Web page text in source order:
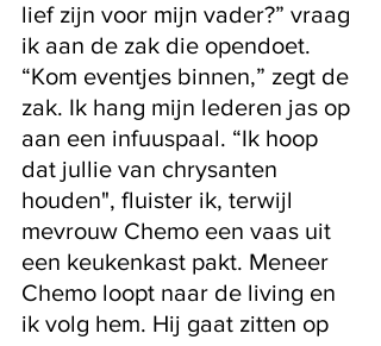
lief zijn voor mijn vader?” vraag
ik aan de zak die opendoet.
“Kom eventjes binnen,” zegt de
zak. Ik hang mijn lederen jas op
aan een infuuspaal. “Ik hoop
dat jullie van chrysanten
houden", fluister ik, terwijl
mevrouw Chemo een vaas uit
een keukenkast pakt. Meneer
Chemo loopt naar de living en
ik volg hem. Hij gaat zitten op